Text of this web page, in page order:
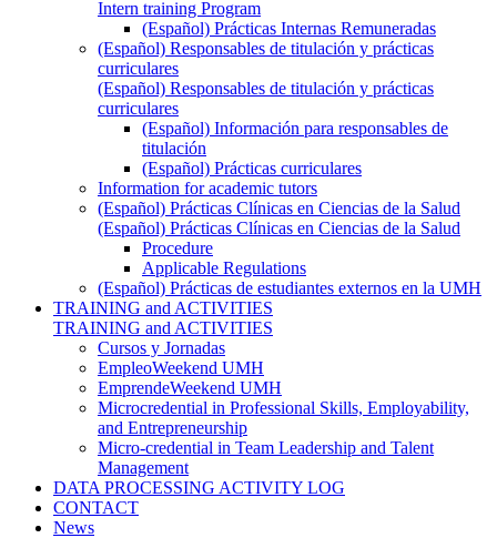
Intern training Program
(Español) Prácticas Internas Remuneradas
(Español) Responsables de titulación y prácticas
curriculares
(Español) Responsables de titulación y prácticas
curriculares
(Español) Información para responsables de
titulación
(Español) Prácticas curriculares
Information for academic tutors
(Español) Prácticas Clínicas en Ciencias de la Salud
(Español) Prácticas Clínicas en Ciencias de la Salud
Procedure
Applicable Regulations
(Español) Prácticas de estudiantes externos en la UMH
TRAINING and ACTIVITIES
TRAINING and ACTIVITIES
Cursos y Jornadas
EmpleoWeekend UMH
EmprendeWeekend UMH
Microcredential in Professional Skills, Employability,
and Entrepreneurship
Micro-credential in Team Leadership and Talent
Management
DATA PROCESSING ACTIVITY LOG
CONTACT
News